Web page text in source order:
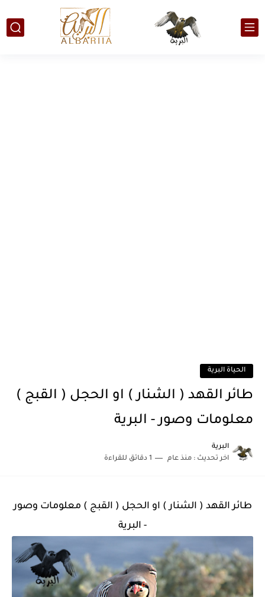
الحياة البرية
طائر القهد ( الشنار ) او الحجل ( القبج )
معلومات وصور - البرية
البرية
اخر تحديث : منذ عام 1 دقائق للقراءة
طائر القهد ( الشنار ) او الحجل ( القبج ) معلومات وصور
- البرية